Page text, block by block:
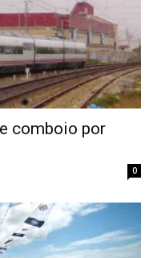
comboio por
0